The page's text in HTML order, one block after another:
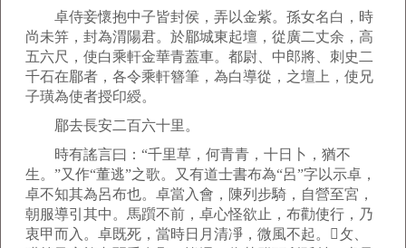
卓侍妾懷抱中子皆封侯，弄以金紫。孫女名白，時
尚未笄，封為渭陽君。於郿城東起壇，從廣二丈余，高
五六尺，使白乘軒金華青蓋車。都尉、中郎將、刺史二
千石在郿者，各令乘軒簪筆，為白導從，之壇上，使兄
子璜為使者授印綬。
郿去長安二百六十里。
時有謠言曰：“千里草，何青青，十日卜，猶不
生。”又作“董逃”之歌。又有道士書布為“呂”字以示卓，
卓不知其為呂布也。卓當入會，陳列步騎，自營至宮，
朝服導引其中。馬躓不前，卓心怪欲止，布勸使行，乃
衷甲而入。卓既死，當時日月清凈，微風不起。攵、